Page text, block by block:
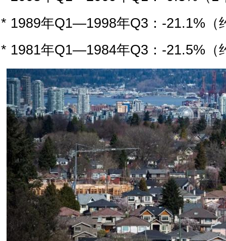
* 1989年Q1—1998年Q3：-21.1%（
* 1981年Q1—1984年Q3：-21.5%（